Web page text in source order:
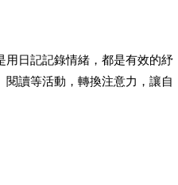
日記記錄情緒，都是有效的紓
讀等活動，轉換注意力，讓自